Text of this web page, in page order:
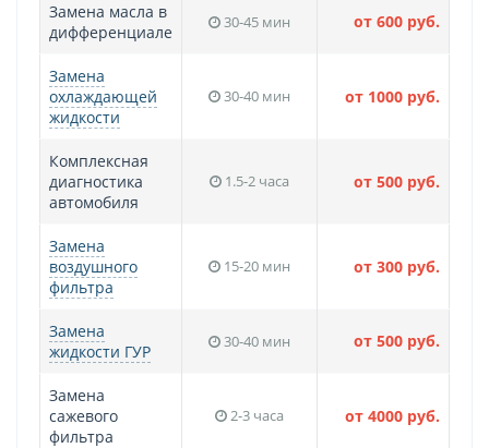
Замена масла в
дифференциале
30-45 мин от 600 руб.
Замена
охлаждающей
жидкости
30-40 мин от 1000 руб.
Комплексная
диагностика
автомобиля
1.5-2 часа от 500 руб.
Замена
воздушного
фильтра
15-20 мин от 300 руб.
Замена
жидкости ГУР
30-40 мин от 500 руб.
Замена
сажевого
фильтра
2-3 часа от 4000 руб.